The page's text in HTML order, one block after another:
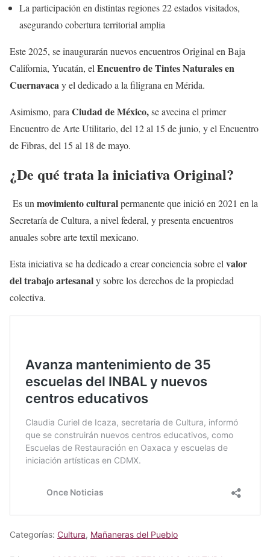
La participación en distintas regiones 22 estados visitados,
asegurando cobertura territorial amplia
Este 2025, se inaugurarán nuevos encuentros Original en Baja
California, Yucatán, el Encuentro de Tintes Naturales en
Cuernavacay el dedicado a la filigrana en Mérida.
Asimismo, para Ciudad de México,se avecina el primer
Encuentro de Arte Utilitario, del 12 al 15 de junio, y el Encuentro
de Fibras, del 15 al 18 de mayo.
¿De qué trata la iniciativa Original?
Es un movimiento culturalpermanente que inició en 2021 en la
Secretaría de Cultura, a nivel federal, y presenta encuentros
anuales sobre arte textil mexicano.
Esta iniciativa se ha dedicado a crear conciencia sobre el valor
del trabajo artesanaly sobre los derechos de la propiedad
colectiva.
Categorías: Cultura, Mañaneras del Pueblo